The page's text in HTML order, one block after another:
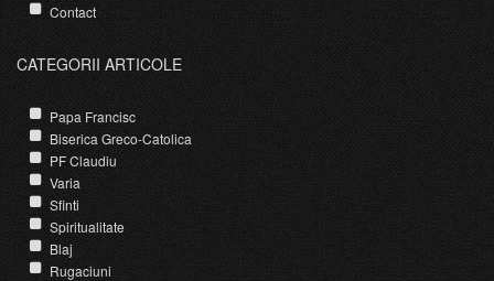
Contact
CATEGORII ARTICOLE
Papa Francisc
Biserica Greco-Catolica
PF Claudiu
Varia
Sfinti
Spiritualitate
Blaj
Rugaciuni